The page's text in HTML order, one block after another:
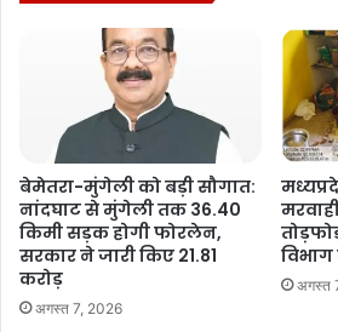
बेमेतरा-मुंगेली को बड़ी सौगात:
नांदघाट से मुंगेली तक 36.40
किमी सड़क होगी फोरलेन,
सरकार ने जारी किए 21.81
करोड़
अगस्त 7, 2026
विभाग
अगस्त